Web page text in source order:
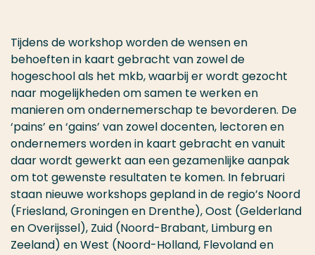
Tijdens de workshop worden de wensen en
behoeften in kaart gebracht van zowel de
hogeschool als het mkb, waarbij er wordt gezocht
naar mogelijkheden om samen te werken en
manieren om ondernemerschap te bevorderen. De
‘pains’ en ‘gains’ van zowel docenten, lectoren en
ondernemers worden in kaart gebracht en vanuit
daar wordt gewerkt aan een gezamenlijke aanpak
om tot gewenste resultaten te komen. In februari
staan nieuwe workshops gepland in de regio’s Noord
(Friesland, Groningen en Drenthe), Oost (Gelderland
en Overijssel), Zuid (Noord-Brabant, Limburg en
Zeeland) en West (Noord-Holland, Flevoland en